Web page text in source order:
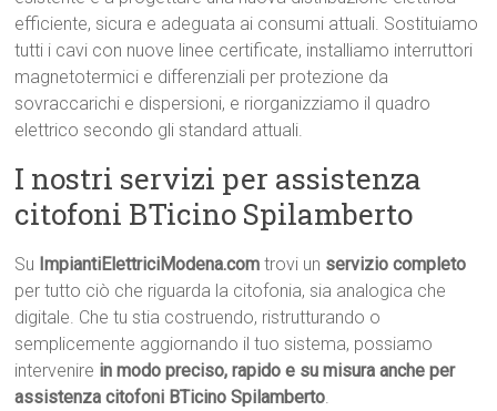
efficiente, sicura e adeguata ai consumi attuali. Sostituiamo
tutti i cavi con nuove linee certificate, installiamo interruttori
magnetotermici e differenziali per protezione da
sovraccarichi e dispersioni, e riorganizziamo il quadro
elettrico secondo gli standard attuali.
I nostri servizi per assistenza
citofoni BTicino Spilamberto
Su ImpiantiElettriciModena.com trovi un servizio completo
per tutto ciò che riguarda la citofonia, sia analogica che
digitale. Che tu stia costruendo, ristrutturando o
semplicemente aggiornando il tuo sistema, possiamo
intervenire in modo preciso, rapido e su misura anche per
assistenza citofoni BTicino Spilamberto.